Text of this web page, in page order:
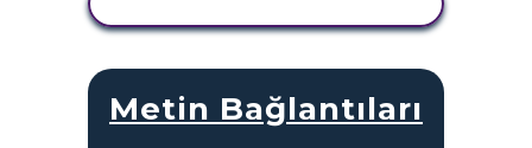
Metin Bağlantıları